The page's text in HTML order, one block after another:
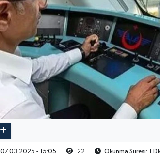
07.03.2025 - 15:05 22 Okunma Süresi: 1 Dk